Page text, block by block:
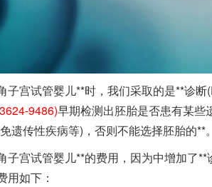
子宫试管婴儿**时，我们采取的是**诊
9486)早期检测出胚胎是否患有某些
遗传性疾病等)，否则不能选择胚胎的**。
子宫试管婴儿**的费用，因为中增加了
用如下：